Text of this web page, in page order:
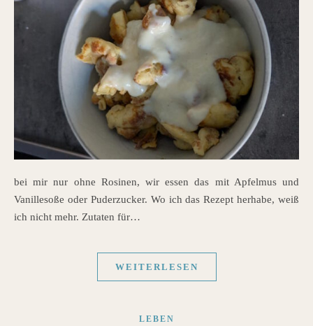
bei mir nur ohne Rosinen, wir essen das mit Apfelmus und
Vanillesoße oder Puderzucker. Wo ich das Rezept herhabe, weiß
ich nicht mehr. Zutaten für…
WEITERLESEN
LEBEN